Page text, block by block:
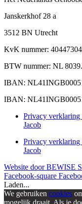
Janskerkhof 28 a
3512 BN Utrecht
KvK nummer: 40447304
BTW nummer: NL
IBAN:
IBAN:
Privacy verklaring
Jacob
Privacy verklaring
Jacob
Website door BEWISE
Facebook-square
Laden...
We gebruiken cookies
mogelijk draait. Als je